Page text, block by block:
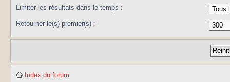
Limiter les résultats dans le temps :
Retourner le(s) premier(s) :
Index du forum